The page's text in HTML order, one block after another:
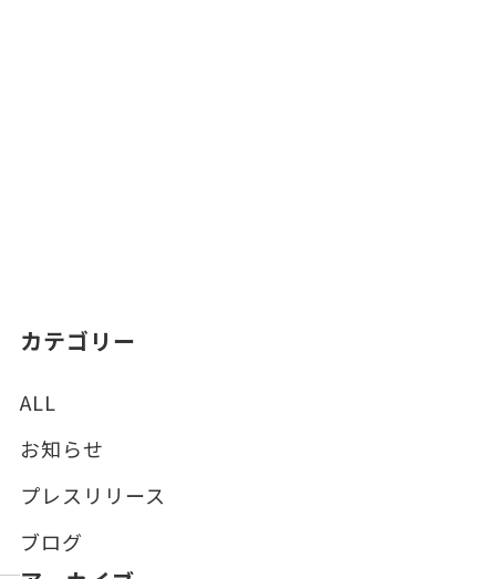
カテゴリー
ALL
お知らせ
プレスリリース
ブログ